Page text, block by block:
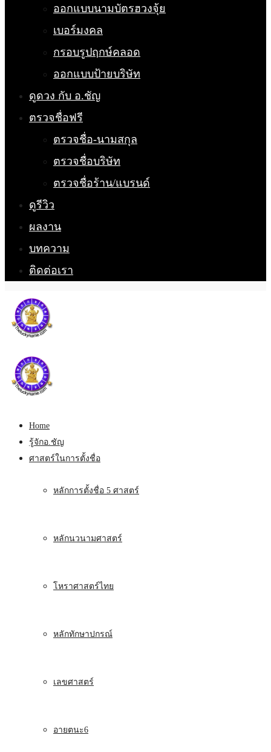
ออกแบบนามบัตรฮวงจุ้ย
เบอร์มงคล
กรอบรูปฤกษ์คลอด
ออกแบบป้ายบริษัท
ดูดวง กับ อ.ชัญ
ตรวจชื่อฟรี
ตรวจชื่อ-นามสกุล
ตรวจชื่อบริษัท
ตรวจชื่อร้าน/แบรนด์
ดูรีวิว
ผลงาน
บทความ
ติดต่อเรา
Home
รู้จักอ.ชัญ
ศาสตร์ในการตั้งชื่อ
หลักการตั้งชื่อ 5 ศาสตร์
หลักนวนามศาสตร์
โหราศาสตร์ไทย
หลักทักษาปกรณ์
เลขศาสตร์
อายตนะ6